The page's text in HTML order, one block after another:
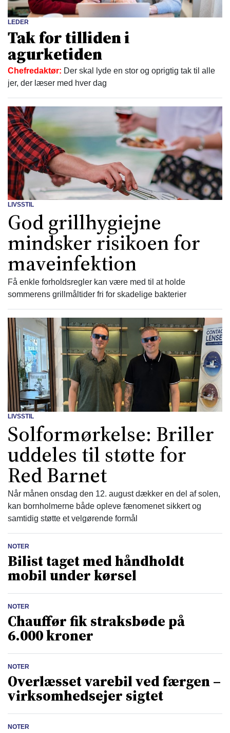
LEDER
Tak for tilliden i
agurketiden
Chefredaktør: Der skal lyde en stor og oprigtig tak til alle
jer, der læser med hver dag
LIVSSTIL
God grillhygiejne
mindsker risikoen for
maveinfektion
Få enkle forholdsregler kan være med til at holde
sommerens grillmåltider fri for skadelige bakterier
LIVSSTIL
Solformørkelse: Briller
uddeles til støtte for
Red Barnet
Når månen onsdag den 12. august dækker en del af solen,
kan bornholmerne både opleve fænomenet sikkert og
samtidig støtte et velgørende formål
NOTER
Bilist taget med håndholdt
mobil under kørsel
NOTER
Chauffør fik straksbøde på
6.000 kroner
NOTER
Overlæsset varebil ved færgen –
virksomhedsejer sigtet
NOTER